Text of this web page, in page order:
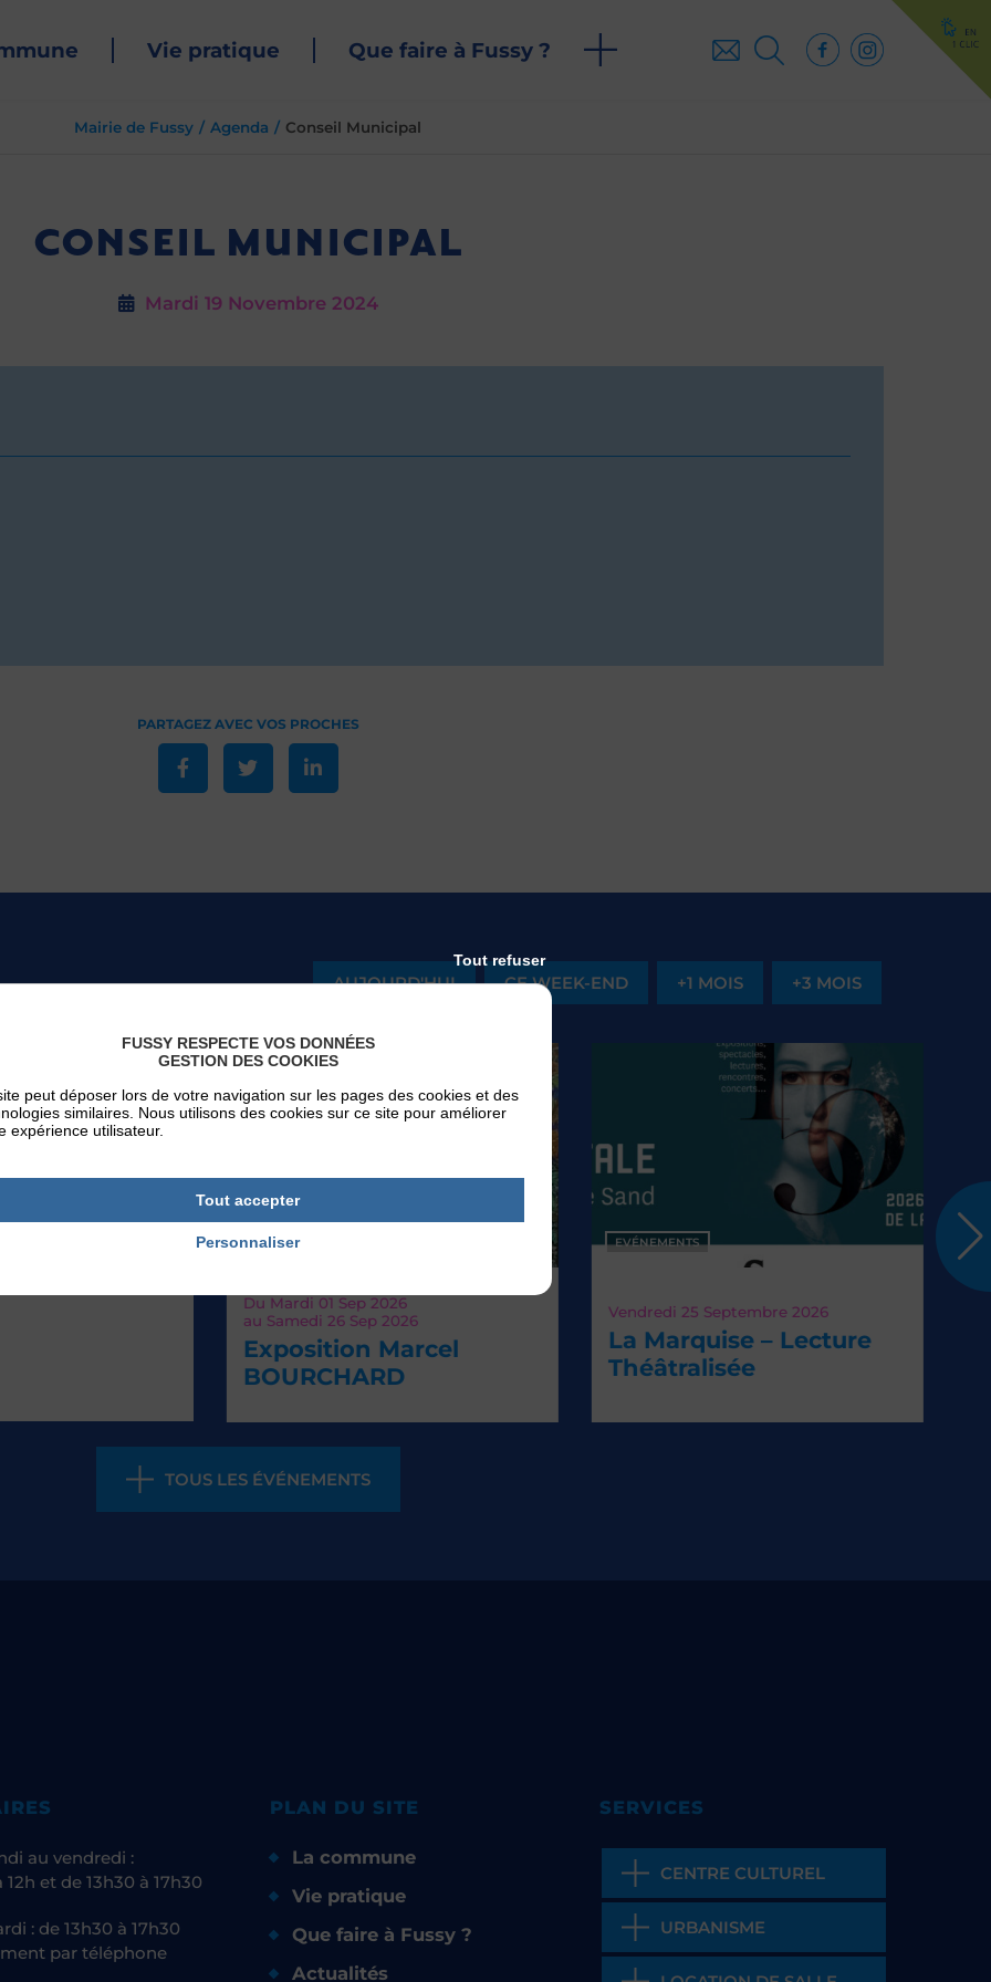
Vie pratique Que faire à Fussy ?
Mairie de Fussy Agenda Conseil Municipal
CONSEIL MUNICIPAL
Mardi 19 Novembre 2024
AUJOURD'HUI CE WEEK-END +1 MOIS +3 MOIS
EVÉNEMENTS
Sep 2026
Sep 2026
Exposition Marcel
BOURCHARD
EVÉNEMENTS
Septembre 2026
La Marquise – Lecture
Théâtralisée
TOUS LES ÉVÉNEMENTS
au vendredi :
12h et de 13h30 à 17h30
: de 13h30 à 17h30
par téléphone
PLAN DU SITE
La commune
Vie pratique
Que faire à Fussy ?
Actualités
SERVICES
CENTRE CULTUREL
URBANISME
FUSSY RESPECTE VOS DONNÉES
GESTION DES COOKIES
peut déposer lors de votre navigation sur les pages des cookies et des
similaires. Nous utilisons des cookies sur ce site pour améliorer
expérience utilisateur.
Tout accepter
Tout refuser
Personnaliser